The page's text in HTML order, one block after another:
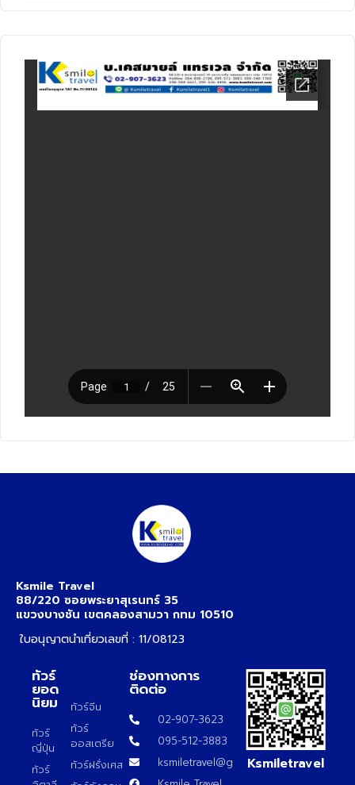
Ksmile Travel
88/220 ซอยพระยาสุเรนทร์ 35
แขวงบางชัน เขตคลองสามวา กทม 10510
ใบอนุญาตนำเที่ยวเลขที่ : 11/08123
ทัวร์
ยอด
นิยม
ทัวร์
ญี่ปุ่น
ทัวร์
ทัวร์จีน
ทัวร์
ออสเตรีย
ทัวร์ฝรั่งเศส
ช่องทางการ
ติดต่อ
02-907-3623
095-512-3883
ksmiletravel@gmail.comKsmiletravel